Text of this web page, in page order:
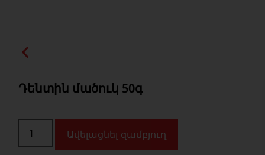
Դենտին մածուկ 50գ
Ավելացնել զամբյուղ